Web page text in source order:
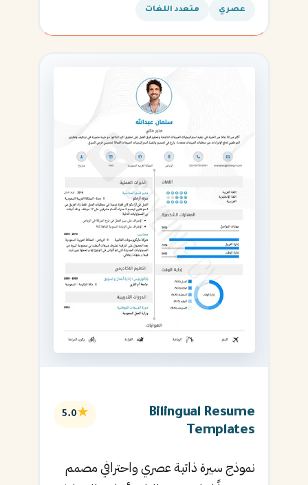
القادمة.
عصري متعدد اللغات
Bilingual Resume
Templates
★
5.0
نموذج سيرة ذاتية عصري واحترافي مصمم